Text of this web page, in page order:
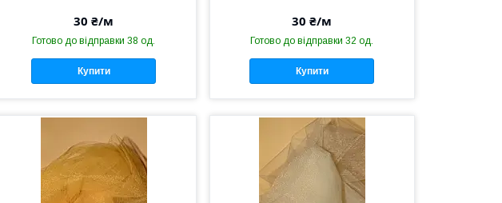
30 ₴/м
Готово до відправки 38 од.
Купити
30 ₴/м
Готово до відправки 32 од.
Купити